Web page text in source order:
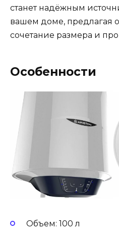
станет надёжным
вашем доме, предлагая
сочетание размера и
Особенности
Объем: 100 л